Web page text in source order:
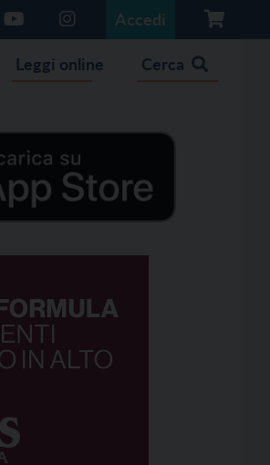
Accedi
Leggi online Cerca